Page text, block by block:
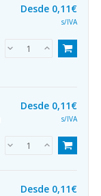
Desde 0,11€
s/IVA
Desde 0,11€
s/IVA
Desde 0,11€